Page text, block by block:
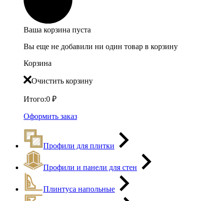
Ваша корзина пуста
Вы еще не добавили ни один товар в корзину
Корзина
Очистить корзину
Итого:0 ₽
Оформить заказ
Профили для плитки
Профили и панели для стен
Плинтуса напольные